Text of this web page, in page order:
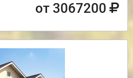
от 3067200